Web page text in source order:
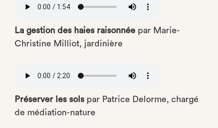
La gestion des haies raisonnée par Marie-
Christine Milliot, jardinière
Préserver les sols par Patrice Delorme, chargé
de médiation-nature